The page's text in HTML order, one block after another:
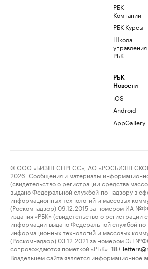
РБК
Компании
РБК Курсы
Школа
управления
РБК
РБК
Новости
iOS
Android
AppGallery
© ООО «БИЗНЕСПРЕСС», АО
2026. Сообщения и материалы
(свидетельство о регистрации средства
выдано Федеральной службой по надзору в
информационных технологий и массовых
(Роскомнадзор) 09.12.2015 за номером ИА
издания «РБК» (свидетельство о регистрации
информации выдано Федеральной службой по
информационных технологий и массовых
(Роскомнадзор) 03.12.2021 за номером ЭЛ
сопровождаются пометкой «РБК».
18+
Владельцем сайта является информационное